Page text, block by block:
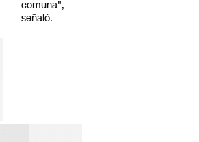
comuna",
señaló.